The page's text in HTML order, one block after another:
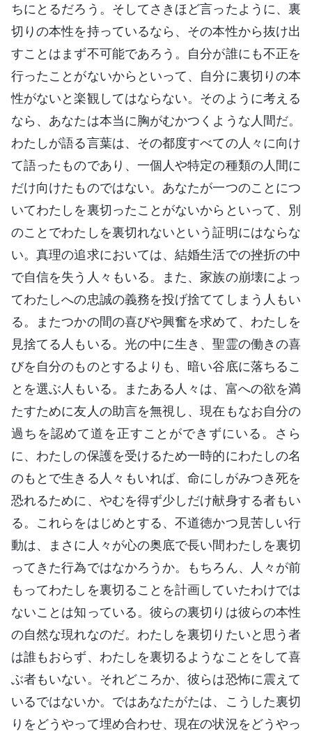
ちにとるだろう。そしてさきほど言ったように、裏
切りの本性を持っているなら、その本性から抜け出
すことはまず不可能であろう。自分が誰にも不正を
行ったことがないからといって、自分に裏切りの本
性がないと楽観してはならない。そのように考える
なら、あなたは本当に胸がむかつくような人間だ。
わたしが語る言葉は、その都度すべての人々に向け
て語ったものであり、一個人や特定の種類の人間に
だけ向けたものではない。あなたが一つのことにつ
いてわたしを裏切ったことがないからといって、別
のことでわたしを裏切れないという証明にはならな
い。真理の追求においては、結婚生活での挫折の中
で自信を失う人々もいる。また、家族の崩壊によっ
てわたしへの忠誠の義務を投げ捨ててしまう人もい
る。またつかの間の喜びや興奮を求めて、わたしを
見捨てる人もいる。光の中に生き、聖霊の働きの喜
びを自分のものとするよりも、暗い谷底に落ちるこ
とを選ぶ人もいる。またある人々は、富への欲を満
たすために友人の助言を無視し、現在もなお自分の
過ちを認めて道を正すことができずにいる。さら
に、わたしの保護を受けるため一時的にわたしの名
のもとで生きる人々もいれば、命にしがみつき死を
恐れるために、やむを得ず少しだけ献身する者もい
る。これらをはじめとする、不道徳かつ見苦しい行
動は、まさに人々が心の奥底で長い間わたしを裏切
ってきた行為ではなかろうか。もちろん、人々が前
もってわたしを裏切ることを計画していたわけでは
ないことは知っている。彼らの裏切りは彼らの本性
の自然な現れなのだ。わたしを裏切りたいと思う者
は誰もおらず、わたしを裏切るようなことをして喜
ぶ者もいない。それどころか、彼らは恐怖に震えて
いるではないか。ではあなたがたは、こうした裏切
りをどうやって埋め合わせ、現在の状況をどうやっ